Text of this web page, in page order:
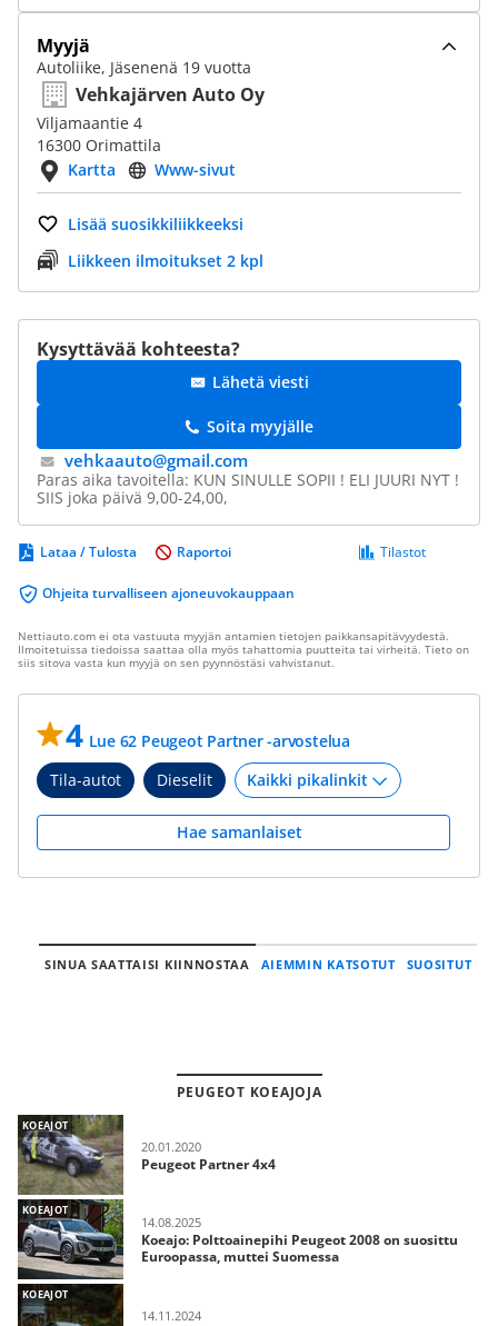
Myyjä
Autoliike, Jäsenenä 19 vuotta
Vehkajärven Auto Oy
Viljamaantie 4
16300 Orimattila
Kartta
Www-sivut
Lisää suosikkiliikkeeksi
Liikkeen ilmoitukset 2 kpl
Kysyttävää kohteesta?
Lähetä viesti
Soita myyjälle
vehkaauto@​gmail.com
Paras aika tavoitella: KUN SINULLE SOPII ! ELI JUURI NYT !
SIIS joka päivä 9,00-24,00,
Lataa / Tulosta
Ohjeita turvalliseen ajoneuvokauppaan
Tilastot
Raportoi
Nettiauto.com ei ota vastuuta myyjän antamien tietojen paikkansapitävyydestä.
Ilmoitetuissa tiedoissa saattaa olla myös tahattomia puutteita tai virheitä. Tieto on
siis sitova vasta kun myyjä on sen pyynnöstäsi vahvistanut.
4 Lue 62 Peugeot Partner -arvostelua
Tila-autot
Dieselit
Hae samanlaiset
SINUA SAATTAISI KIINNOSTAA AIEMMIN KATSOTUT SUOSITUT
PEUGEOT KOEAJOJA
KOEAJOT
20.01.2020
Peugeot Partner 4x4
KOEAJOT
14.08.2025
Koeajo: Polttoainepihi Peugeot 2008 on suosittu
Euroopassa, muttei Suomessa
KOEAJOT
14.11.2024